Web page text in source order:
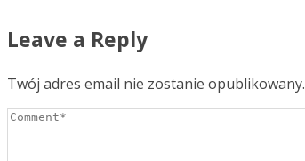
Leave a Reply
Twój adres email nie zostanie opublikowany.